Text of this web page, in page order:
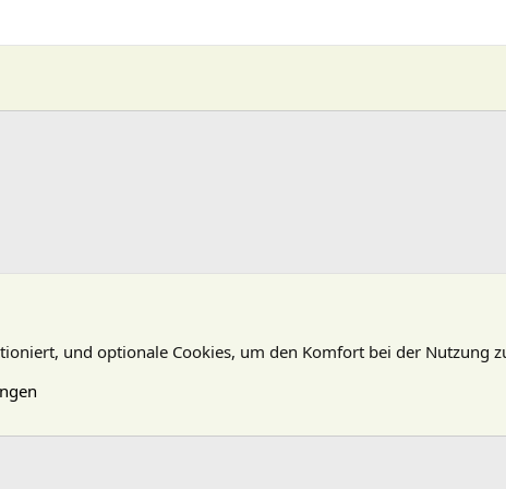
und optionale Cookies, um den Komfort bei der Nutzung